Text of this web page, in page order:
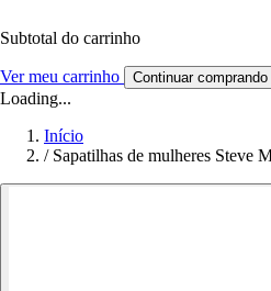
Subtotal do carrinho
Ver meu carrinho Continuar comprando
Loading...
Início
/ Sapatilhas de mulheres Steve